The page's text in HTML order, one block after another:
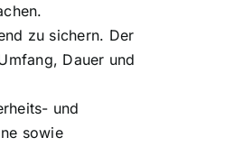
zu sichern. Der
Dauer und
und
sowie